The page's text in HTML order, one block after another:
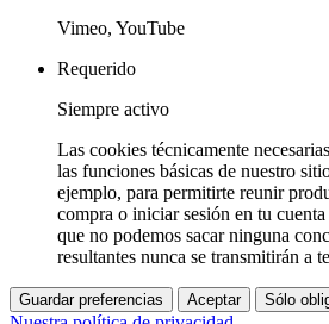
Vimeo, YouTube
Requerido
Siempre activo
Las cookies técnicamente
las funciones básicas de nuestro
ejemplo, para permitirte reunir
compra o iniciar sesión en tu
que no podemos sacar ninguna
resultantes nunca se transmitirán a
Guardar preferencias Aceptar Sólo